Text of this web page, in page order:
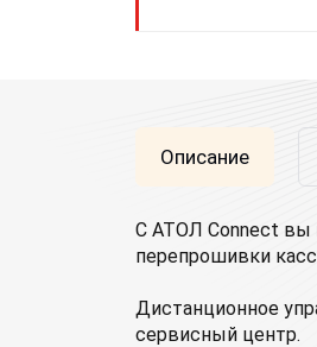
Описание
С АТОЛ Connect вы
перепрошивки
Дистанционное
сервисный центр.